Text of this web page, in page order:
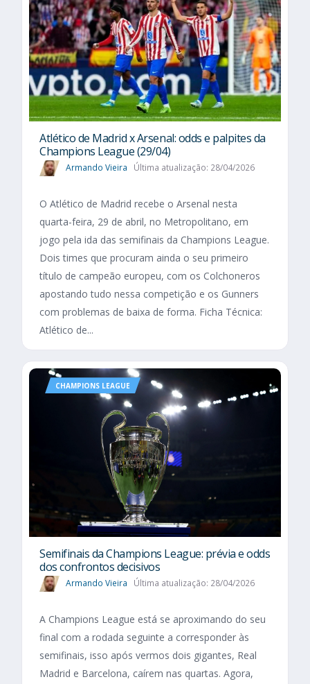
Atlético de Madrid x Arsenal: odds e palpites da
Champions League (29/04)
Armando Vieira Última atualização: 28/04/2026
O Atlético de Madrid recebe o Arsenal nesta
quarta-feira, 29 de abril, no Metropolitano, em
jogo pela ida das semifinais da Champions League.
Dois times que procuram ainda o seu primeiro
título de campeão europeu, com os Colchoneros
apostando tudo nessa competição e os Gunners
com problemas de baixa de forma. Ficha Técnica:
Atlético de...
CHAMPIONS LEAGUE
Semifinais da Champions League: prévia e odds
dos confrontos decisivos
Armando Vieira Última atualização: 28/04/2026
A Champions League está se aproximando do seu
final com a rodada seguinte a corresponder às
semifinais, isso após vermos dois gigantes, Real
Madrid e Barcelona, caírem nas quartas. Agora,